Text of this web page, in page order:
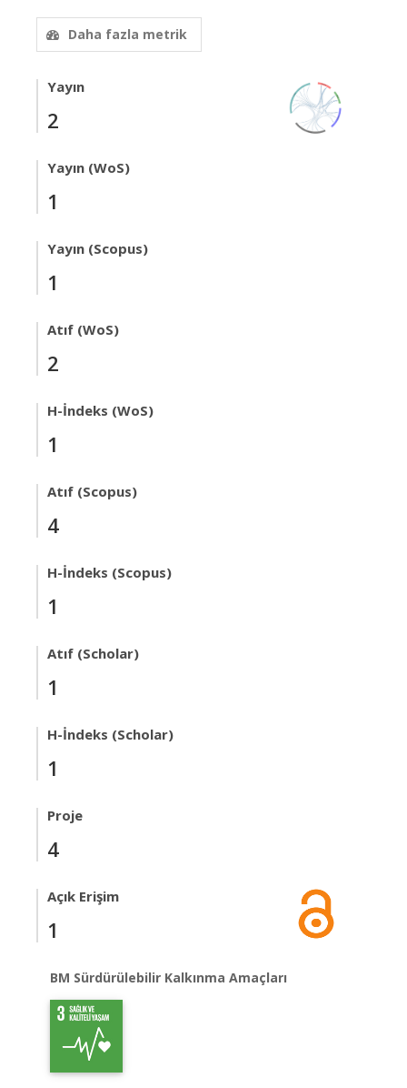
Daha fazla metrik
Yayın
2
Yayın (WoS)
1
Yayın (Scopus)
1
Atıf (WoS)
2
H-İndeks (WoS)
1
Atıf (Scopus)
4
H-İndeks (Scopus)
1
Atıf (Scholar)
1
H-İndeks (Scholar)
1
Proje
4
Açık Erişim
1
BM Sürdürülebilir Kalkınma Amaçları